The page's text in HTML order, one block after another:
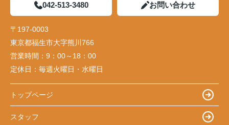
042-513-3480 お問い合わせ
〒197-0003
東京都福生市大字熊川766
営業時間： 9：00～18：00
定休日： 毎週火曜日・水曜日
トップページ
スタッフ